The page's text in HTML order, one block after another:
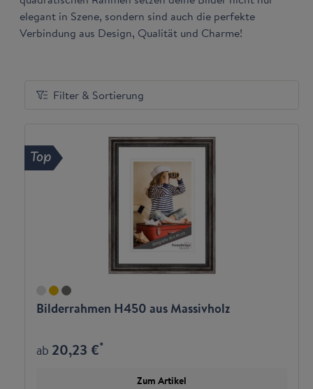
elegant in Szene, sondern sind auch die perfekte
Verbindung aus Design, Qualität und Charme!
Filter & Sortierung
Bilderrahmen H450 aus Massivholz
ab 20,23 €*
Zum Artikel
Top